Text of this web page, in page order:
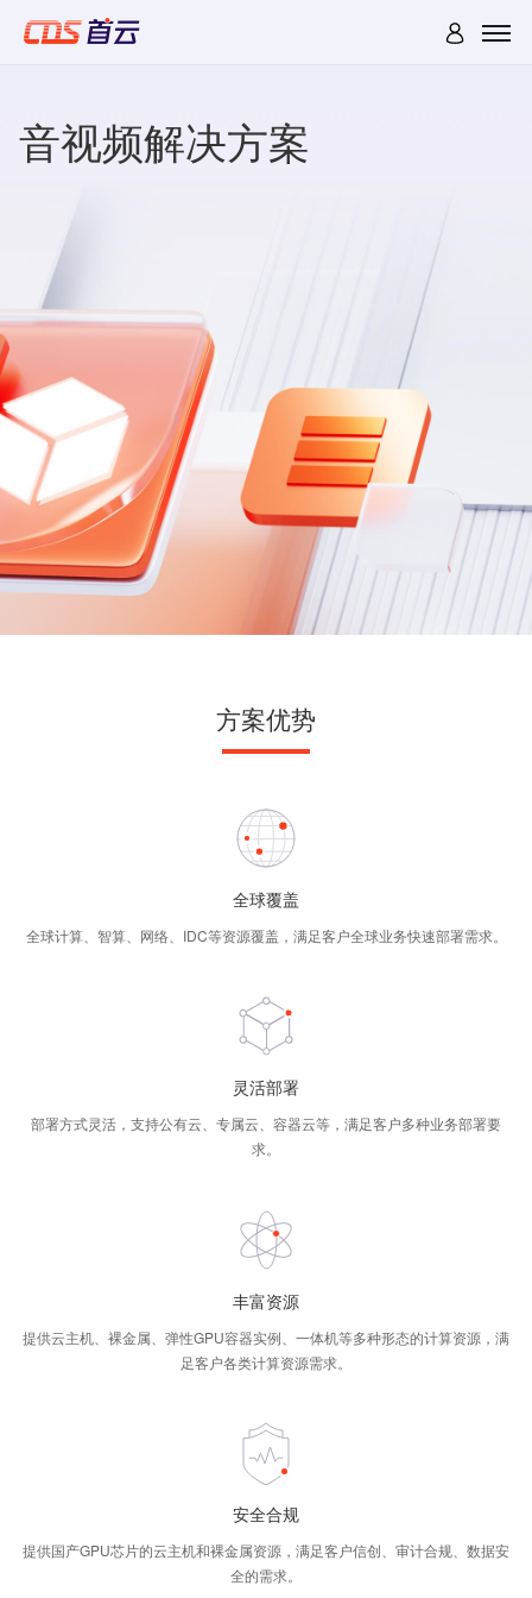
音视频解决方案
方案优势
全球覆盖
全球计算、智算、网络、IDC等资源覆盖，满足客户全球业务快速部署需求。
灵活部署
部署方式灵活，支持公有云、专属云、容器云等，满足客户多种业务部署要
求。
丰富资源
提供云主机、裸金属、弹性GPU容器实例、一体机等多种形态的计算资源，满
足客户各类计算资源需求。
安全合规
提供国产GPU芯片的云主机和裸金属资源，满足客户信创、审计合规、数据安
全的需求。